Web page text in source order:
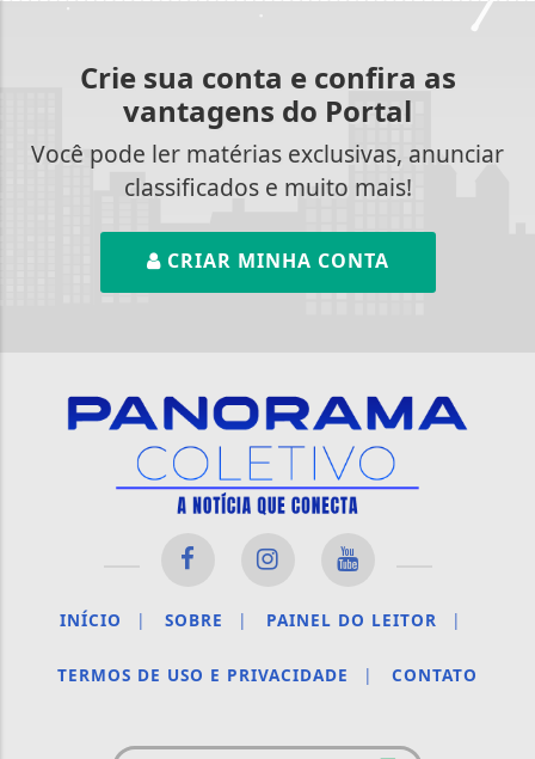
Crie sua conta e confira as
vantagens do Portal
Você pode ler matérias exclusivas, anunciar
classificados e muito mais!
CRIAR MINHA CONTA
INÍCIO | SOBRE | PAINEL DO LEITOR |
TERMOS DE USO E PRIVACIDADE | CONTATO